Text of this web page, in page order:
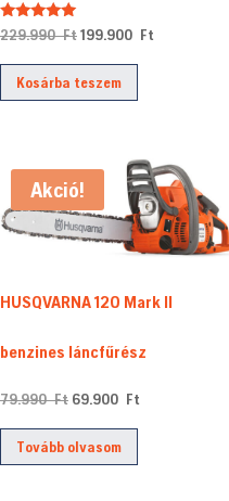
Értékelés:
5.00
229.990FtOriginal
price
was:
199.900 Ft
Kosárba teszem
Akció!
HUSQVARNA 120 Mark II
benzines láncfűrész
79.990Ft Original
price
was:
69.900 Ft
Tovább olvasom